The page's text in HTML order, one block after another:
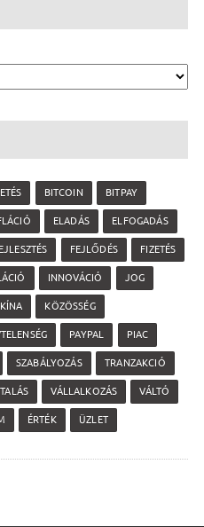
BITCOIN BITPAY
ELADÁS ELFOGADÁS
FEJLŐDÉS FIZETÉS
INNOVÁCIÓ JOG
KÍNA KÖZÖSSÉG
PAYPAL PIAC
SZABÁLYOZÁS TRANZAKCIÓ
VÁLLALKOZÁS VÁLTÓ
ÉRTÉK ÜZLET